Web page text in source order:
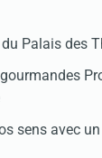
Palais des
sens avec